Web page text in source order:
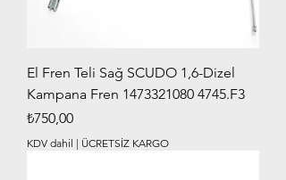
El Fren Teli Sağ SCUDO 1,6-Dizel
Kampana Fren 1473321080 4745.F3
Fiyat
₺750,00
KDV dahil | ÜCRETSİZ KARGO